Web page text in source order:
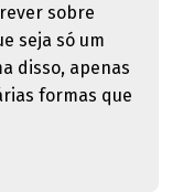
sobre
seja só um
disso, apenas
formas que